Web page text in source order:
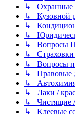
↳ Охранные
↳ Кузовной
↳
↳
↳ Вопросы
↳ Страховки
↳ Вопросы
↳ Правовые
↳
↳ Лаки /
↳ Чистящие /
↳ Клеевые